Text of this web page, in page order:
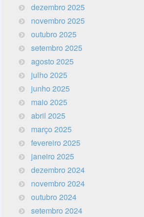
dezembro 2025
novembro 2025
outubro 2025
setembro 2025
agosto 2025
julho 2025
junho 2025
maio 2025
abril 2025
março 2025
fevereiro 2025
janeiro 2025
dezembro 2024
novembro 2024
outubro 2024
setembro 2024